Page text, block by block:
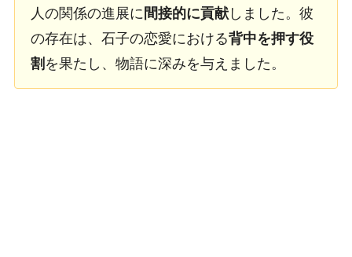
人の関係の進展に 間接的に貢献しました。彼
の存在は、石子の恋愛における背中を押す役
割 を果たし、物語に深みを与えました。